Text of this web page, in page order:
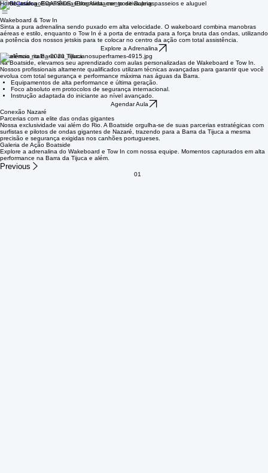
HomeCatálogoExperiênciasBlogAvistamento de Baleiaspasseios e aluguel
Wakeboard & Tow In
Sinta a pura adrenalina sendo puxado em alta velocidade. O wakeboard combina manobras
aéreas e estilo, enquanto o Tow In é a porta de entrada para a força bruta das ondas, utilizando
a potência dos nossos jetskis para te colocar no centro da ação com total assistência.
Explore a Adrenalina
Excelência na Barra da Tijuca
Na Boatside, elevamos seu aprendizado com aulas personalizadas de Wakeboard e Tow In.
Nossos profissionais altamente qualificados utilizam técnicas avançadas para garantir que você
evolua com total segurança e performance máxima nas águas da Barra.
Equipamentos de alta performance e última geração.
Foco absoluto em protocolos de segurança internacional.
Instrução adaptada do iniciante ao nível avançado.
Agendar Aula
Conexão Nazaré
Parcerias com a elite das ondas gigantes
Nossa exclusividade vai além do Rio. A Boatside orgulha-se de suas parcerias estratégicas com
surfistas e pilotos de ondas gigantes de Nazaré, trazendo para a Barra da Tijuca a mesma
precisão e segurança exigidas nos canhões portugueses.
Galeria de Ação Boatside
Explore a adrenalina do Wakeboard e Tow In com nossa equipe. Momentos capturados em alta
performance na Barra da Tijuca e além.
Previous
01